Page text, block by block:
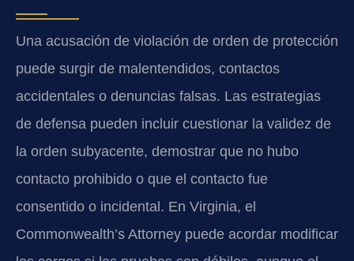
Una acusación de violación de orden de protección
puede surgir de malentendidos, contactos
accidentales o denuncias falsas. Las estrategias
de defensa pueden incluir cuestionar la validez de
la orden subyacente, demostrar que no hubo
contacto prohibido o que el contacto fue
consentido o incidental. En Virginia, el
Commonwealth’s Attorney puede acordar modificar